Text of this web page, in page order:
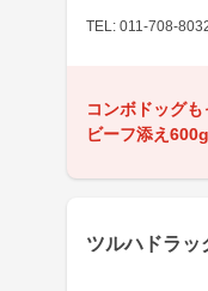
TEL: 011-708-
コンボドッグ
ビーフ添え600g
ツルハドラッ